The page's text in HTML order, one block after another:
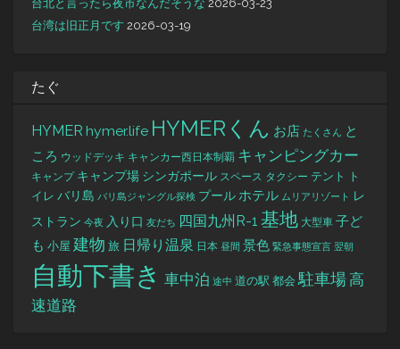
台北と言ったら夜市なんだそうな 2026-03-23
台湾は旧正月です 2026-03-19
たぐ
HYMER hymer.life HYMERくん お店 たくさん と
ころ ウッドデッキ キャンカー西日本制覇 キャンピングカー
キャンプ キャンプ場 シンガポール スペース タクシー テント
ト
イレ バリ島 バリ島ジャングル探検 プール ホテル ムリアリゾート
レ
ストラン 今夜 入り口 友だち 四国九州R-1 基地 大型車 子ど
も 小屋 建物 旅 日帰り温泉 日本 昼間 景色 緊急事態宣言 翌朝
自動下書き 車中泊 途中 道の駅 都会 駐車場高
速道路